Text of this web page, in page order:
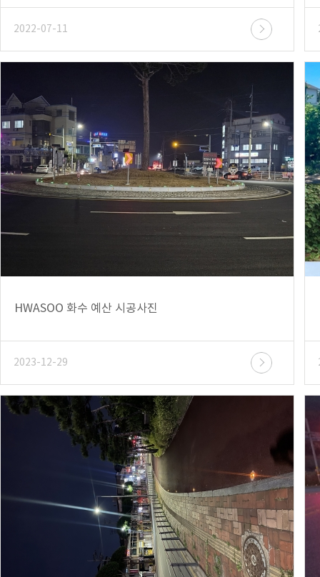
2022-07-11
HWASOO 화수 예산 시공사진
2023-12-29